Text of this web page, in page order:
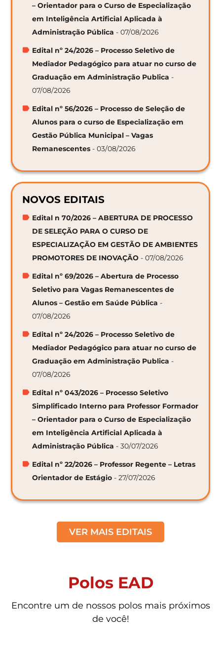
– Orientador para o Curso de Especialização
em Inteligência Artificial Aplicada à
Administração Pública - 07/08/2026
Edital nº 24/2026 – Processo Seletivo de
Mediador Pedagógico para atuar no curso de
Graduação em Administração Publica -
07/08/2026
Edital nº 56/2026 – Processo de Seleção de
Alunos para o curso de Especialização em
Gestão Pública Municipal – Vagas
Remanescentes - 03/08/2026
NOVOS EDITAIS
Edital n 70/2026 – ABERTURA DE PROCESSO
DE SELEÇÃO PARA O CURSO DE
ESPECIALIZAÇÃO EM GESTÃO DE AMBIENTES
PROMOTORES DE INOVAÇÃO - 07/08/2026
Edital nº 69/2026 – Abertura de Processo
Seletivo para Vagas Remanescentes de
Alunos – Gestão em Saúde Pública -
07/08/2026
Edital nº 24/2026 – Processo Seletivo de
Mediador Pedagógico para atuar no curso de
Graduação em Administração Publica -
07/08/2026
Edital nº 043/2026 – Processo Seletivo
Simplificado Interno para Professor Formador
– Orientador para o Curso de Especialização
em Inteligência Artificial Aplicada à
Administração Pública - 30/07/2026
Edital nº 22/2026 – Professor Regente – Letras
Orientador de Estágio - 27/07/2026
VER MAIS EDITAIS
Polos EAD
Encontre um de nossos polos mais próximos
de você!